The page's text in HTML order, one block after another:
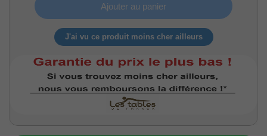
Ajouter au panier
J'ai vu ce produit moins cher ailleurs